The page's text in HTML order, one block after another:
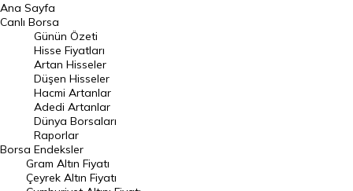
BIST 100 Hisseleri
En Çok Artan Hisseler
En Çok Düşen Hisseler
Hacmi Artanlar
Geçmiş Kapanışlar
Dünya Borsaları
Raporlar
Ana Sayfa
Canlı Borsa
Borsa
Günün Özeti
Hisse Fiyatları
Artan Hisseler
Düşen Hisseler
Hacmi Artanlar
Adedi Artanlar
Dünya Borsaları
Raporlar
Endeksler
Gram Altın Fiyatı
Çeyrek Altın Fiyatı